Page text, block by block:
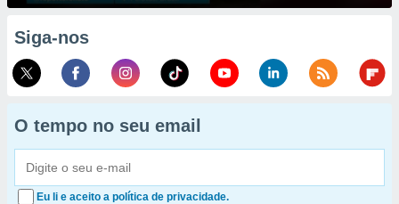
Siga-nos
O tempo no seu email
Eu li e aceito a política de privacidade.